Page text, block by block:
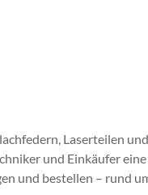
Laserteilen
und Einkäufer
und bestellen – rund